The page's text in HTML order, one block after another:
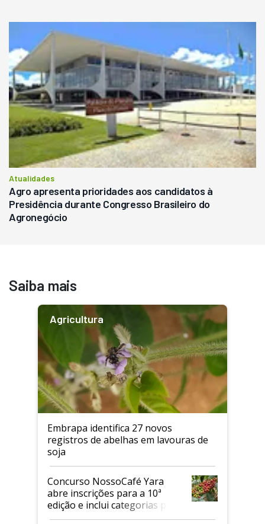
Atualidades
Agro apresenta prioridades aos candidatos à
Presidência durante Congresso Brasileiro do
Agronegócio
Saiba mais
Agricultura
Embrapa identifica 27 novos
registros de abelhas em lavouras de
soja
Concurso NossoCafé Yara
abre inscrições para a 10ª
edição e inclui categorias para
cafés Canephora